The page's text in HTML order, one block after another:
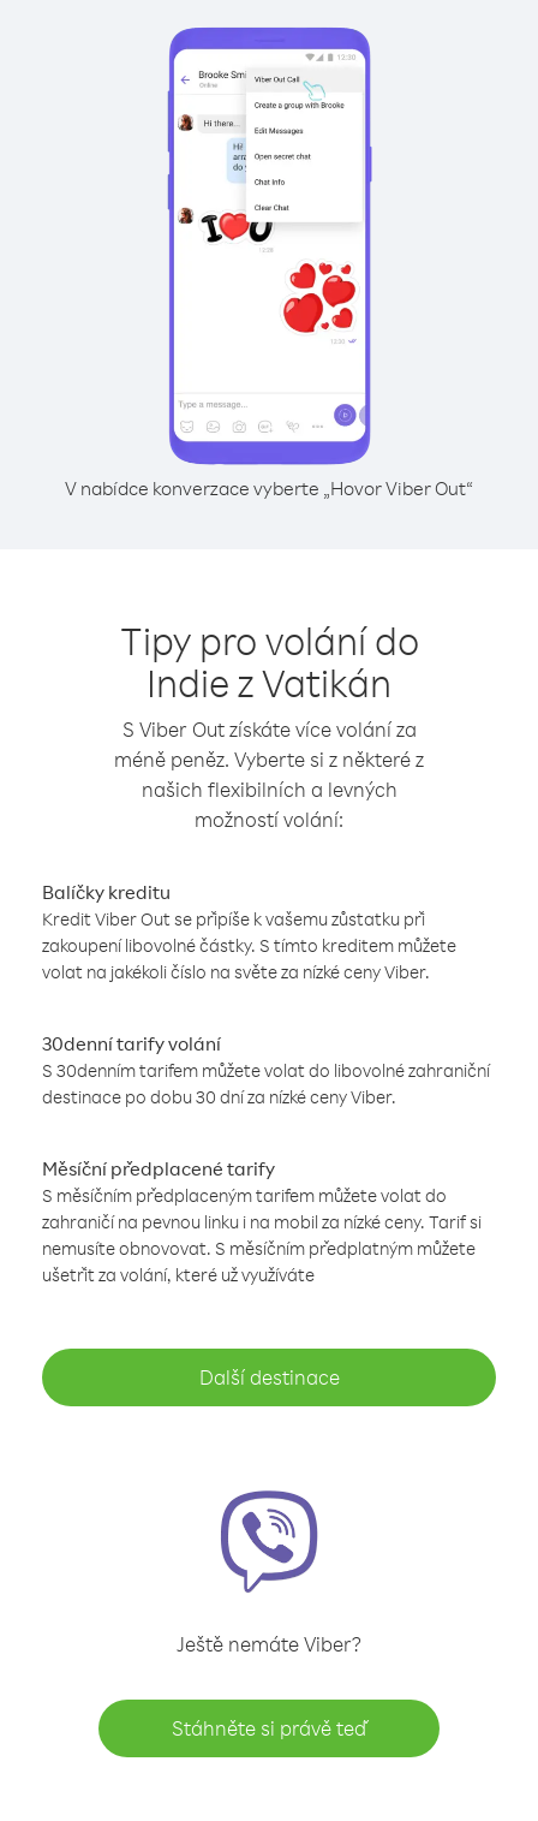
V nabídce konverzace vyberte „Hovor Viber Out“
Tipy pro volání do
Indie z Vatikán
S Viber Out získáte více volání za
méně peněz. Vyberte si z některé z
našich flexibilních a levných
možností volání:
Balíčky kreditu
Kredit Viber Out se připíše k vašemu zůstatku při
zakoupení libovolné částky. S tímto kreditem můžete
volat na jakékoli číslo na světe za nízké ceny Viber.
30denní tarify volání
S 30denním tarifem můžete volat do libovolné zahraniční
destinace po dobu 30 dní za nízké ceny Viber.
Měsíční předplacené tarify
S měsíčním předplaceným tarifem můžete volat do
zahraničí na pevnou linku i na mobil za nízké ceny. Tarif si
nemusíte obnovovat. S měsíčním předplatným můžete
ušetřit za volání, které už využíváte
Další destinace
Ještě nemáte Viber?
Stáhněte si právě teď